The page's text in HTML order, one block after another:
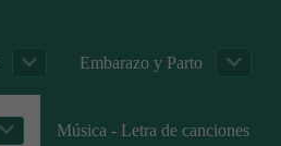
Embarazo y Parto
Música - Letra de canciones